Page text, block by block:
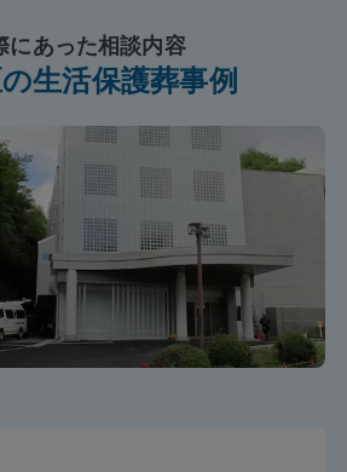
にあった相談内容
生活保護葬事例